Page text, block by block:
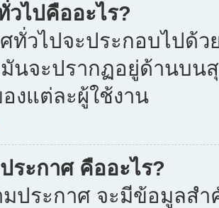
วไปคืออะไร?
ทั่วไปจะประกอบไปด้
นจะปรากฏอยู่ด้านบน
งแต่ละผู้ใช้งาน
ระกาศ คืออะไร?
ประกาศ จะมีข้อมูลส